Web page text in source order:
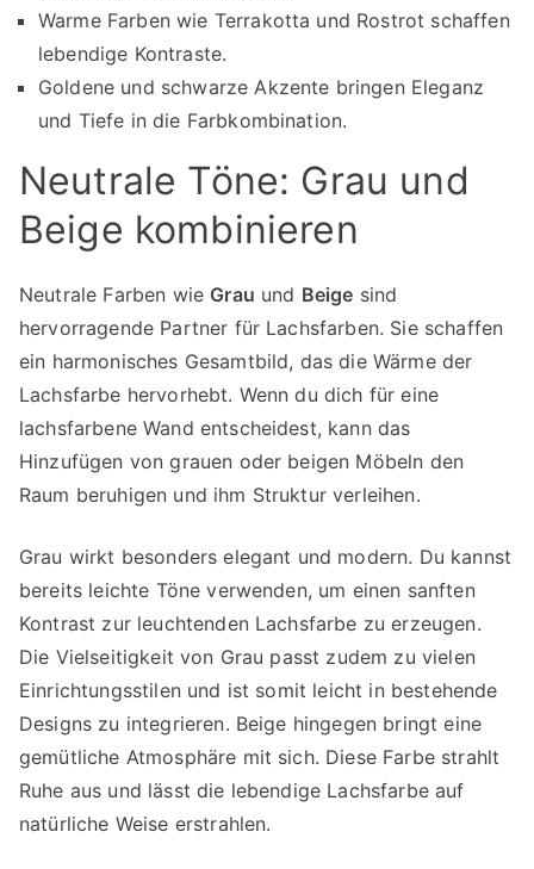
Warme Farben wie Terrakotta und Rostrot schaffen
lebendige Kontraste.
Goldene und schwarze Akzente bringen Eleganz
und Tiefe in die Farbkombination.
Neutrale Töne: Grau und
Beige kombinieren
Neutrale Farben wie Grau und Beige sind
hervorragende Partner für Lachsfarben. Sie schaffen
ein harmonisches Gesamtbild, das die Wärme der
Lachsfarbe hervorhebt. Wenn du dich für eine
lachsfarbene Wand entscheidest, kann das
Hinzufügen von grauen oder beigen Möbeln den
Raum beruhigen und ihm Struktur verleihen.
Grau wirkt besonders elegant und modern. Du kannst
bereits leichte Töne verwenden, um einen sanften
Kontrast zur leuchtenden Lachsfarbe zu erzeugen.
Die Vielseitigkeit von Grau passt zudem zu vielen
Einrichtungsstilen und ist somit leicht in bestehende
Designs zu integrieren. Beige hingegen bringt eine
gemütliche Atmosphäre mit sich. Diese Farbe strahlt
Ruhe aus und lässt die lebendige Lachsfarbe auf
natürliche Weise erstrahlen.